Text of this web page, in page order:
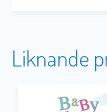
Liknande